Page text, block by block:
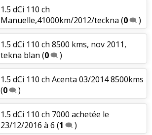
1.5 dCi 110 ch
Manuelle,41000km/2012/teckna (0 )
1.5 dCi 110 ch 8500 kms, nov 2011,
tekna blan (0 )
1.5 dCi 110 ch Acenta 03/2014 8500kms
(0 )
1.5 dCi 110 ch 7000 achetée le
23/12/2016 à 6 (1 )